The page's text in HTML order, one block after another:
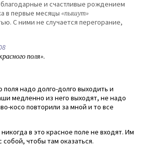
и счастливые рождением
в первые месяцы «пышут»
С ними не случается перегорание,
поля».
поля надо долго-долго выходить и
медленно из него выходят, не надо
косо повторили за мной и то все
в это красное поле не входят. Им
собой, чтобы там оказаться.